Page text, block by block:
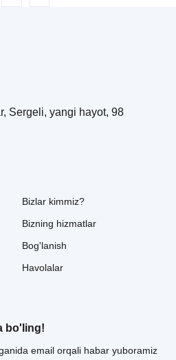
Sergeli, yangi hayot, 98
Bizlar kimmiz?
Bizning hizmatlar
Bog'lanish
Havolalar
bo'ling!
email orqali habar yuboramiz